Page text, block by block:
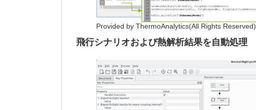
Provided by ThermoAnalytics(All Rights Reserved)
飛行シナリオおよび熱解析結果を自動処理